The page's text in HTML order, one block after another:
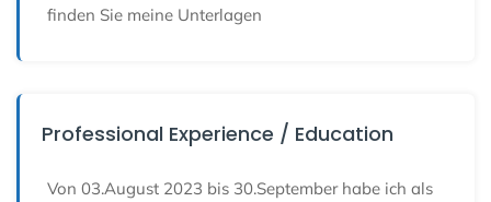
finden Sie meine Unterlagen
Professional Experience / Education
Von 03.August 2023 bis 30.September habe ich als